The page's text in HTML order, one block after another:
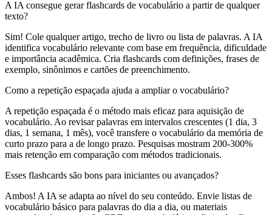
A IA consegue gerar flashcards de vocabulário a partir de qualquer
texto?
Sim! Cole qualquer artigo, trecho de livro ou lista de palavras. A IA
identifica vocabulário relevante com base em frequência, dificuldade
e importância acadêmica. Cria flashcards com definições, frases de
exemplo, sinônimos e cartões de preenchimento.
Como a repetição espaçada ajuda a ampliar o vocabulário?
A repetição espaçada é o método mais eficaz para aquisição de
vocabulário. Ao revisar palavras em intervalos crescentes (1 dia, 3
dias, 1 semana, 1 mês), você transfere o vocabulário da memória de
curto prazo para a de longo prazo. Pesquisas mostram 200-300%
mais retenção em comparação com métodos tradicionais.
Esses flashcards são bons para iniciantes ou avançados?
Ambos! A IA se adapta ao nível do seu conteúdo. Envie listas de
vocabulário básico para palavras do dia a dia, ou materiais